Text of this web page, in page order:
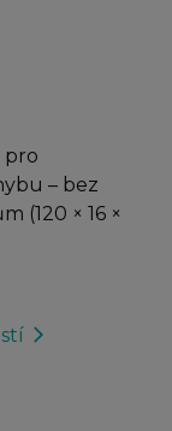
pro
– bez
(120 × 16 ×
arrow_forward_ios